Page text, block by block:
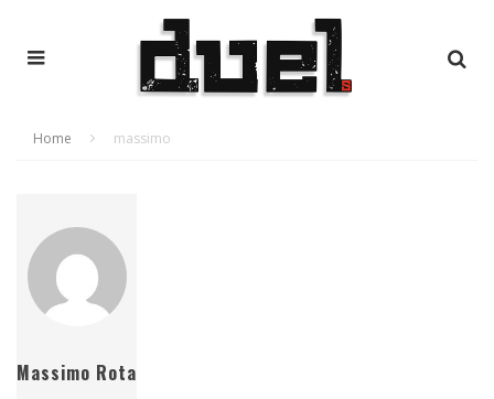
Home massimo
Massimo Rota